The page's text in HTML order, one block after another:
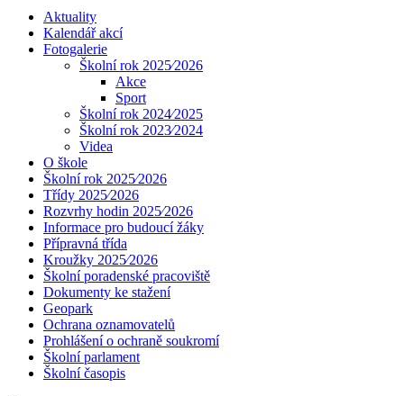
Aktuality
Kalendář akcí
Fotogalerie
Školní rok 2025⁄2026
Akce
Sport
Školní rok 2024⁄2025
Školní rok 2023⁄2024
Videa
O škole
Školní rok 2025⁄2026
Třídy 2025⁄2026
Rozvrhy hodin 2025⁄2026
Informace pro budoucí žáky
Přípravná třída
Kroužky 2025⁄2026
Školní poradenské pracoviště
Dokumenty ke stažení
Geopark
Ochrana oznamovatelů
Prohlášení o ochraně soukromí
Školní parlament
Školní časopis